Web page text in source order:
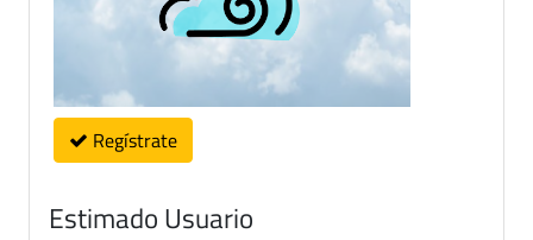
Regístrate
Estimado Usuario